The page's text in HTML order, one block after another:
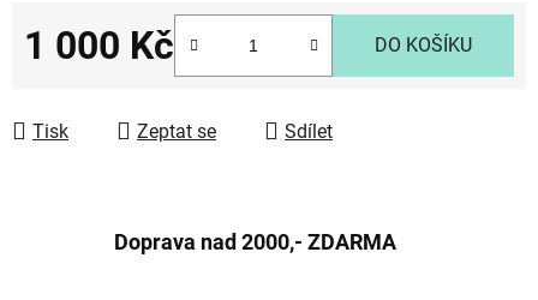
1 000 Kč DO KOŠÍKU
Tisk Zeptat se Sdílet
Doprava nad 2000,- ZDARMA